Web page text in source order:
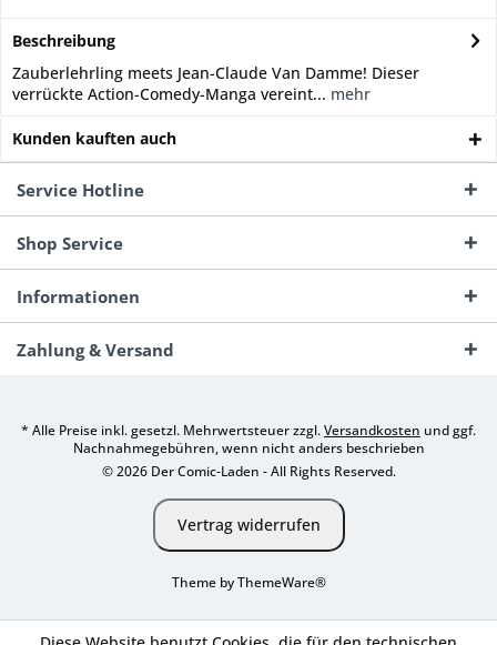
Beschreibung
Zauberlehrling meets Jean-Claude Van Damme! Dieser
verrückte Action-Comedy-Manga vereint... mehr
Kunden kauften auch
Service Hotline
Shop Service
Informationen
Zahlung & Versand
* Alle Preise inkl. gesetzl. Mehrwertsteuer zzgl.Versandkosten und ggf.
Nachnahmegebühren, wenn nicht anders beschrieben
© 2026 Der Comic-Laden - All Rights Reserved.
Vertrag widerrufen
Theme byThemeWare®